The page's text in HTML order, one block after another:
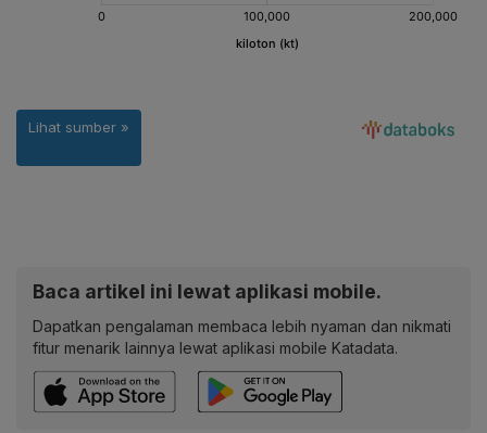
Baca artikel ini lewat aplikasi mobile.
Dapatkan pengalaman membaca lebih nyaman dan nikmati
fitur menarik lainnya lewat aplikasi mobile Katadata.